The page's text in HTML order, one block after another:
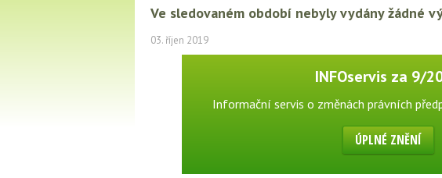
Ve sledovaném období nebyly vydány žádné
03. říjen 2019
INFOservis za 9/
Informační servis o změnách právních
ÚPLNÉ ZNĚNÍ